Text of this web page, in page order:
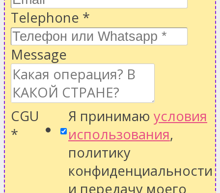
Telephone *
Message
CGU
*
Я принимаю условия
использования,
политику
конфиденциальности
и передачу моего